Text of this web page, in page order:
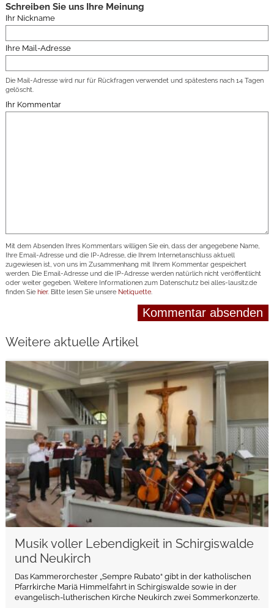
Schreiben Sie uns Ihre Meinung
Ihr Nickname
Ihre Mail-Adresse
Die Mail-Adresse wird nur für Rückfragen verwendet und spätestens nach 14 Tagen
gelöscht.
Ihr Kommentar
Mit dem Absenden Ihres Kommentars willigen Sie ein, dass der angegebene Name,
Ihre Email-Adresse und die IP-Adresse, die Ihrem Internetanschluss aktuell
zugewiesen ist, von uns im Zusammenhang mit Ihrem Kommentar gespeichert
werden. Die Email-Adresse und die IP-Adresse werden natürlich nicht veröffentlicht
oder weiter gegeben. Weitere Informationen zum Datenschutz bei alles-lausitz.de
finden Sie hier. Bitte lesen Sie unsere Netiquette.
Weitere aktuelle Artikel
Musik voller Lebendigkeit in Schirgiswalde
und Neukirch
Das Kammerorchester „Sempre Rubato“ gibt in der katholischen
Pfarrkirche Mariä Himmelfahrt in Schirgiswalde sowie in der
evangelisch-lutherischen Kirche Neukirch zwei Sommerkonzerte.
weiterlesen